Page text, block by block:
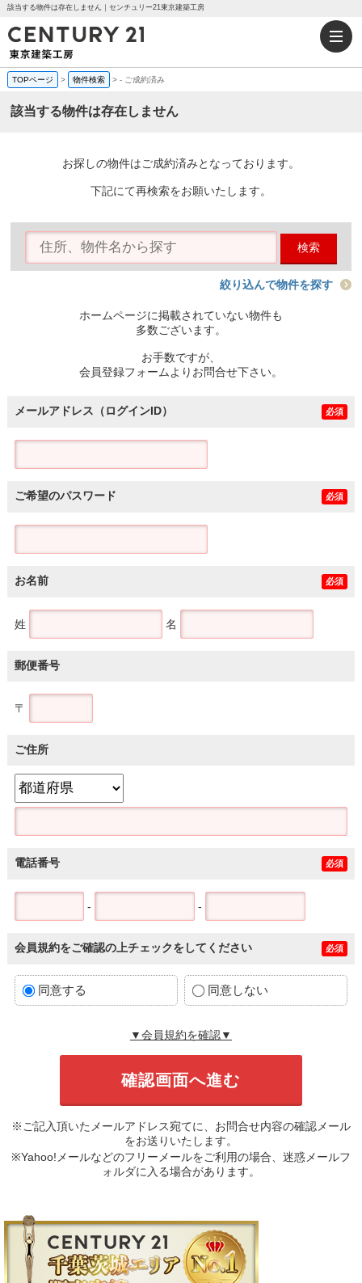
該当する物件は存在しません｜センチュリー21東京建築工房
TOPページ > 物件検索 >- ご成約済み
該当する物件は存在しません
お探しの物件はご成約済みとなっております。
下記にて再検索をお願いたします。
検索
絞り込んで物件を探す
ホームページに掲載されていない物件も
多数ございます。
お手数ですが、
会員登録フォームよりお問合せ下さい。
メールアドレス（ログインID） 必須
ご希望のパスワード 必須
お名前 必須
姓 名
郵便番号
〒
ご住所
電話番号 必須
- -
会員規約をご確認の上チェックをしてください 必須
同意する 同意しない
▼会員規約を確認▼
※ご記入頂いたメールアドレス宛てに、お問合せ内容の確認メール
をお送りいたします。
※Yahoo!メールなどのフリーメールをご利用の場合、迷惑メールフ
ォルダに入る場合があります。